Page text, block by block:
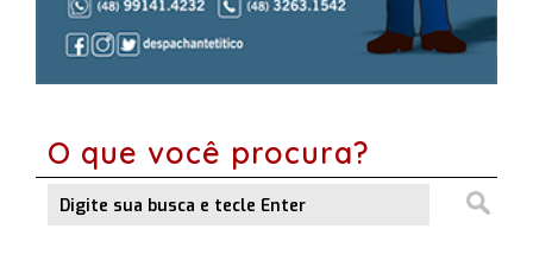
O que você procura?